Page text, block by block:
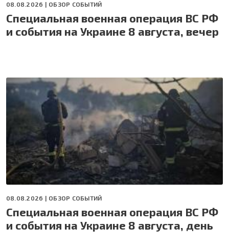
08.08.2026 | ОБЗОР СОБЫТИЙ
Специальная военная операция ВС РФ
и события на Украине 8 августа, вечер
08.08.2026 | ОБЗОР СОБЫТИЙ
Специальная военная операция ВС РФ
и события на Украине 8 августа, день